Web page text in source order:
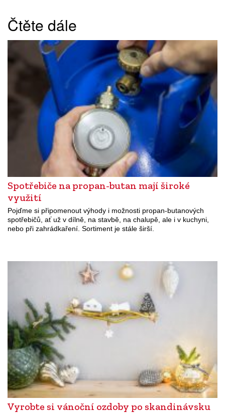
Čtěte dále
Spotřebiče na propan-butan mají široké
využití
Pojďme si připomenout výhody i možnosti propan-butanových
spotřebičů, ať už v dílně, na stavbě, na chalupě, ale i v kuchyni,
nebo při zahrádkaření. Sortiment je stále širší.
Vyrobte si vánoční ozdoby po skandinávsku